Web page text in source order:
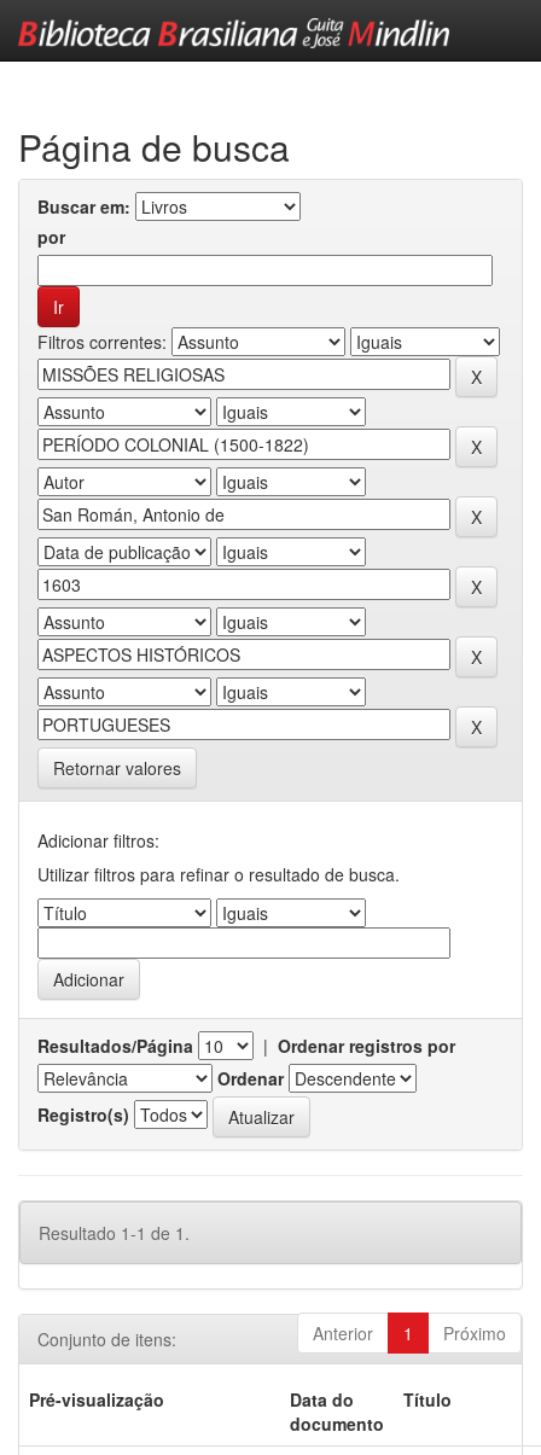
Página de busca
Buscar em:
por
Filtros correntes:
Retornar valores
Adicionar filtros:
Utilizar filtros para refinar o resultado de busca.
Resultados/Página | Ordenar registros por
Ordenar
Registro(s)
Resultado 1-1 de 1.
Anterior 1 Próximo
Conjunto de itens:
Pré-visualização
Data do
documento
Título